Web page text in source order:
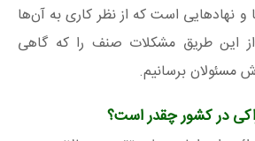
و نهادهایی است که از نظر کاری به آن‌ها
از این طریق مشکلات صنف را که گاهی
مسئولان برسانیم.
در کشور چقدر است؟